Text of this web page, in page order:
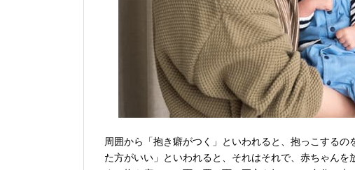
周囲から「抱き癖がつく」といわれると、抱っこする
た方がいい」といわれると、それはそれで、赤ちゃん